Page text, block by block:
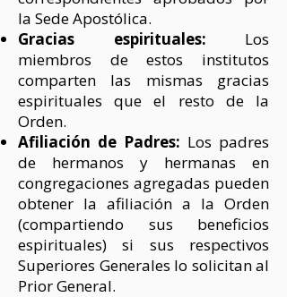
la Sede Apostólica.
Gracias espirituales: Los
miembros de estos institutos
comparten las mismas gracias
espirituales que el resto de la
Orden.
Afiliación de Padres: Los padres
de hermanos y hermanas en
congregaciones agregadas pueden
obtener la afiliación a la Orden
(compartiendo sus beneficios
espirituales) si sus respectivos
Superiores Generales lo solicitan al
Prior General.